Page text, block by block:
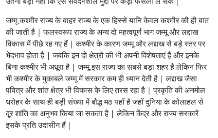
जम्मू कश्मीर राज्य के बाहर राज्य के एक हिस्से यानि केवल कश्मीर की ही बात
की जाती है | फलस्वरूप राज्य के अन्य दो महत्वपूर्ण भाग जम्मू और लद्दाख
विकास में पीछे रह गए हैं | कश्मीर के कारण जम्मू और लद्दाख से बड़े स्तर पर
भेदभाव होता है | जबकि इन दो क्षेत्रों की भी अपनी विशेषताएं हैं और इनके
बिना कश्मीर भी अधूरा है | जम्मू इस राज्य का सबसे बड़ा शहर है लेकिन फिर
भी कश्मीर के मुकाबले जम्मू में सरकार कम ही ध्यान देती है | लद्दाख जैसा
पवित्र और शांत क्षेत्र भी विकास के लिए तरस रहा है | प्रकृति की अनमोल
धरोहर के साथ ही बड़ी संख्या में बौद्ध मठ यहाँ है जहाँ दुनिया के कोलाहल से
दूर शांति का अनुभव किया जा सकता है | लेकिन केंद्र और राज्य सरकारें
इसके प्रति उदासीन हैं |